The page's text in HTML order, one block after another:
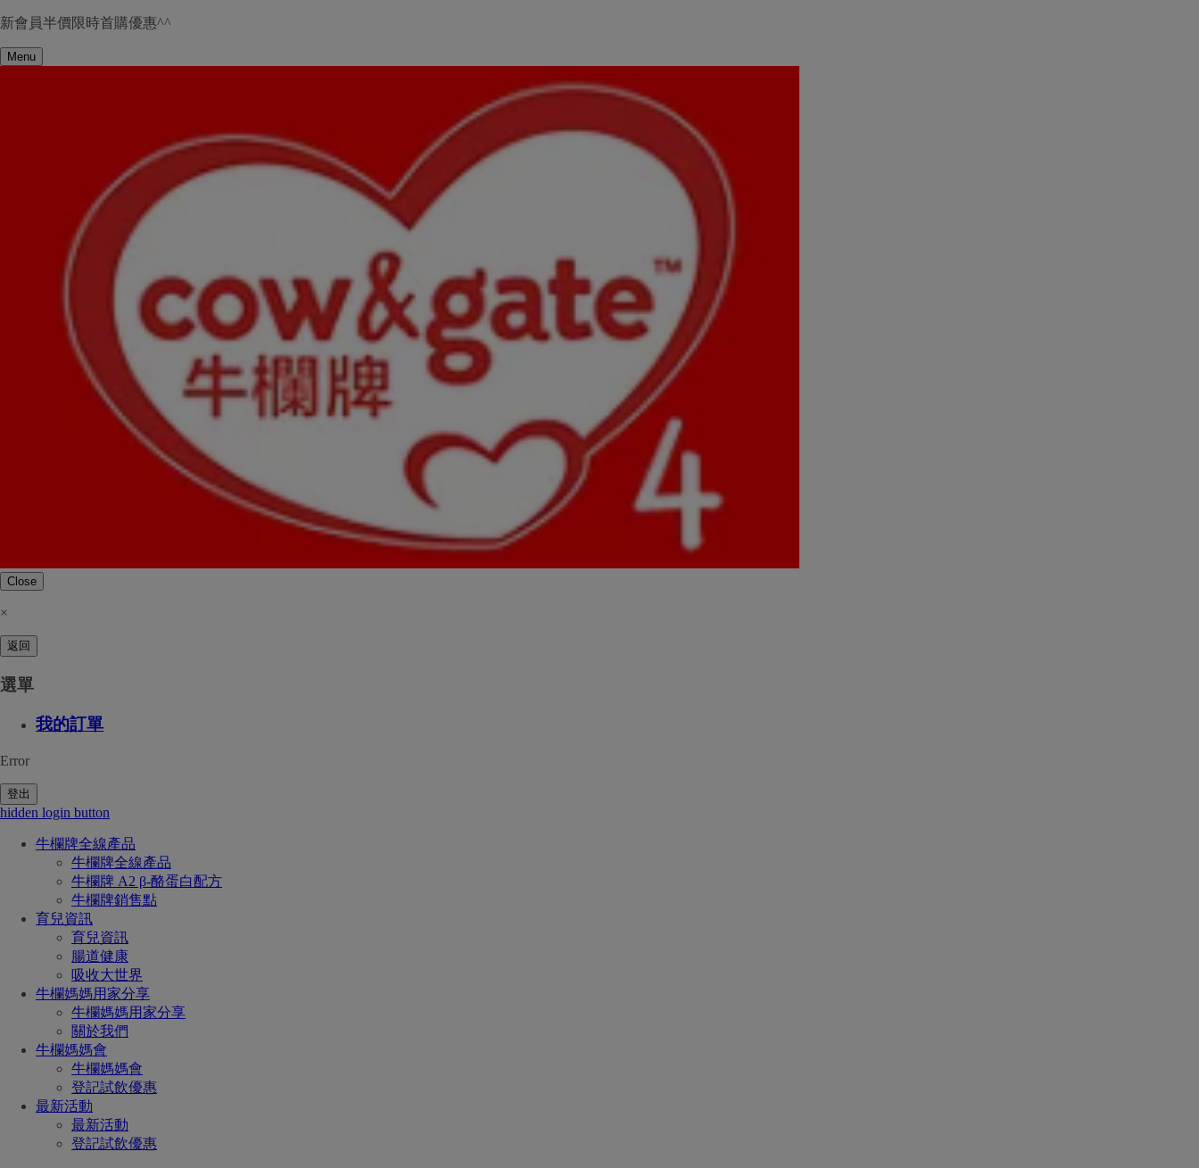
新會員半價限時首購優惠^^
Menu
Close
×
返回
選單
我的訂單
Error
登出
hidden login button
牛欄牌全線產品
牛欄牌全線產品
牛欄牌 A2 β-酪蛋白配方
牛欄牌銷售點
育兒資訊
育兒資訊
腸道健康
吸收大世界
牛欄媽媽用家分享
牛欄媽媽用家分享
關於我們
牛欄媽媽會
牛欄媽媽會
登記試飲優惠
最新活動
最新活動
登記試飲優惠